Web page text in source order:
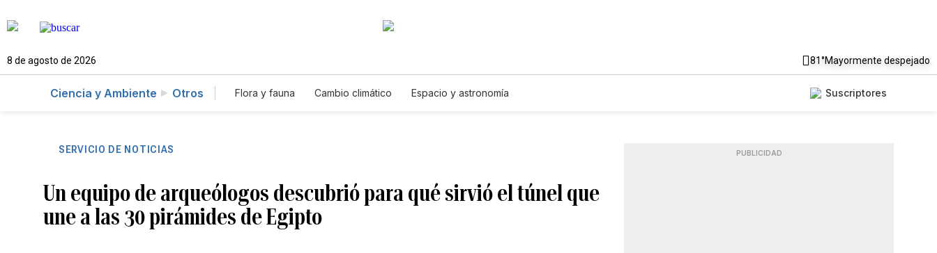
8 de agosto de 2026 81°Mayormente despejado
Ciencia y Ambiente Otros Flora y fauna Cambio climático Espacio y astronomía Suscriptores
SERVICIO DE NOTICIAS
Un equipo de arqueólogos descubrió para qué sirvió el túnel que
une a las 30 pirámides de Egipto
PUBLICIDAD